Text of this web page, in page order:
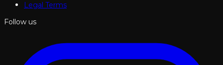
Legal Terms
Follow us